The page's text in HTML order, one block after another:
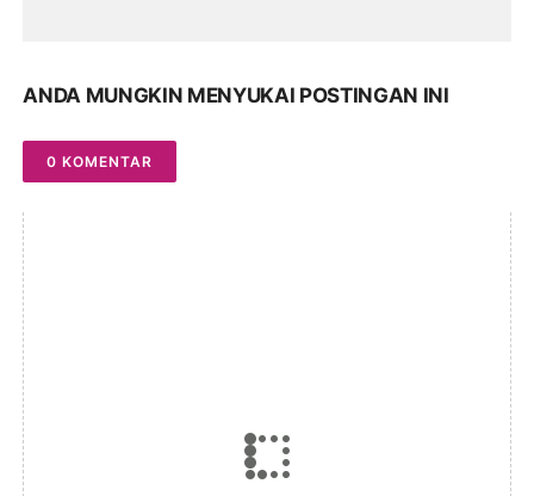
ANDA MUNGKIN MENYUKAI POSTINGAN INI
0 KOMENTAR